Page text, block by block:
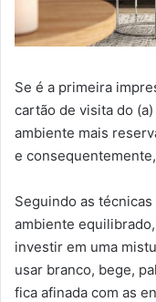
Se é a primeira
cartão de visita do
ambiente mais
e
Seguindo as
ambiente
investir em uma
usar branco, bege,
fica afinada com as